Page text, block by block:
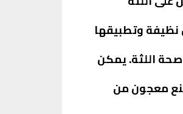
وتطبيقها
اللثة. يمكن
معجون من